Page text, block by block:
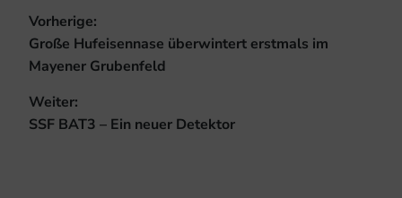
Beitragsnavigation
Vorherige:
Vorheriger
Beitrag:
Große Hufeisennase überwintert erstmals im
Mayener Grubenfeld
Weiter:
Nächster
SSF BAT3 – Ein neuer Detektor